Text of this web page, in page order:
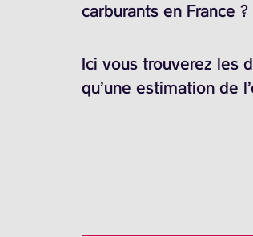
carburants en France ?
Ici vous trouverez les
qu’une estimation de